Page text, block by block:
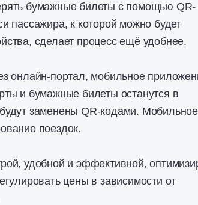
бумажные билеты с помощью QR-
пассажира, к которой можно будет
сделает процесс ещё удобнее.
онлайн-портал, мобильное
и бумажные билеты останутся в
заменены QR-кодами. Мобильное
поездок.
удобной и эффективной,
цены в зависимости от